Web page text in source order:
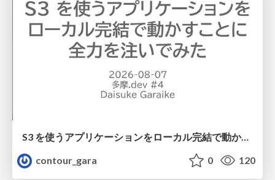
S3 を使うアプリケーションをローカル完結で動かすことに全力を注いでみた / Running S3 Apps Offline
contour_gara
0 120